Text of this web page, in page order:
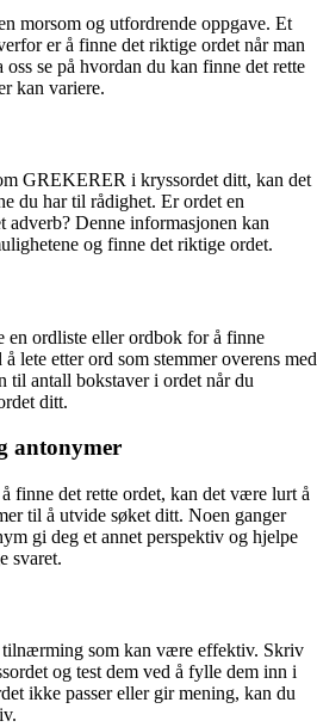
morsom og utfordrende oppgave. Et
er å finne det riktige ordet når man
oss se på hvordan du kan finne det rette
kan variere.
GREKERER i kryssordet ditt, kan det
du har til rådighet. Er ordet en
adverb? Denne informasjonen kan
og finne det riktige ordet.
en ordliste eller ordbok for å finne
lete etter ord som stemmer overens med
til antall bokstaver i ordet når du
ditt.
antonymer
finne det rette ordet, kan det være lurt å
til å utvide søket ditt. Noen ganger
gi deg et annet perspektiv og hjelpe
svaret.
som kan være effektiv. Skriv
og test dem ved å fylle dem inn i
ikke passer eller gir mening, kan du